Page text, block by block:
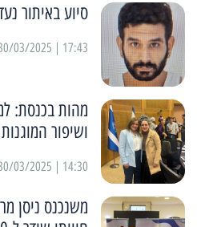
סיוע באיתור
17:43 | 30/03/2025
מהות בכנסת:
ושיפור המוגנות
14:30 | 30/03/2025
משנכנס ניסן